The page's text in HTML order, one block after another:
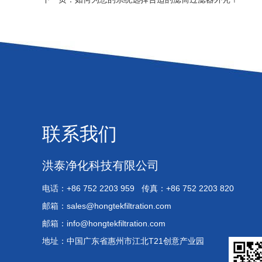
联系我们
洪泰净化科技有限公司
电话：+86 752 2203 959 传真：+86 752 2203 820
邮箱： sales@hongtekfiltration.com
邮箱： info@hongtekfiltration.com
地址：中国广东省惠州市江北T21创意产业园